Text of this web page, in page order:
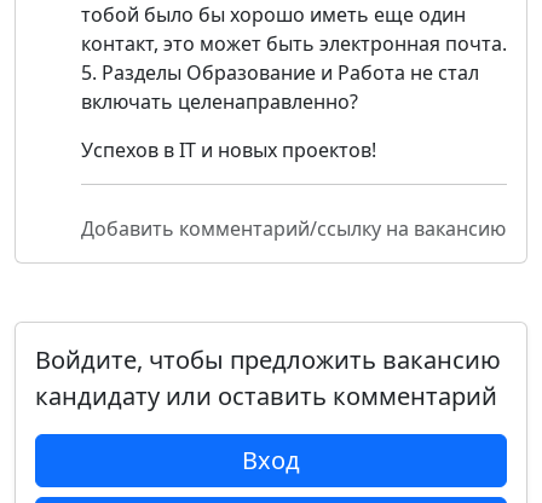
тобой было бы хорошо иметь еще один
контакт, это может быть электронная почта.
5. Разделы Образование и Работа не стал
включать целенаправленно?
Успехов в IT и новых проектов!
Добавить комментарий/ссылку на вакансию
Войдите, чтобы предложить вакансию
кандидату или оставить комментарий
Вход